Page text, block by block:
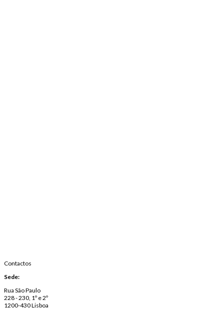
Contactos
Sede:
Rua São Paulo
228 - 230, 1º e 2º
1200-430 Lisboa